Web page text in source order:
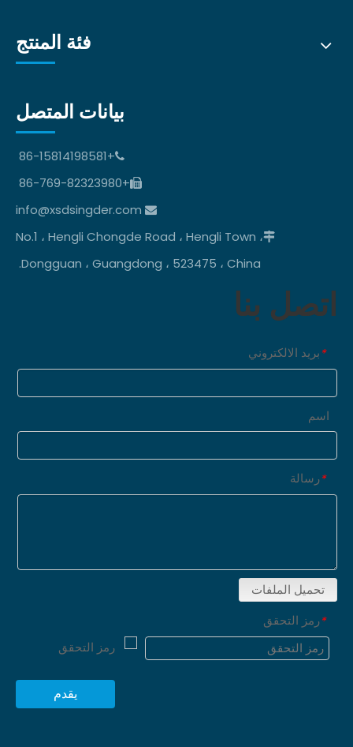
فئة المنتج
بيانات المتصل

+86-15814198581

+86-769-82323980

info@xsdsingder.com
No.1 ، Hengli Chongde Road ، Hengli Town ،
Dongguan ، Guangdong ، 523475 ، China.
اتصل بنا
*بريد الالكتروني
اسم
*رسالة
تحميل الملفات
*رمز التحقق
يقدم